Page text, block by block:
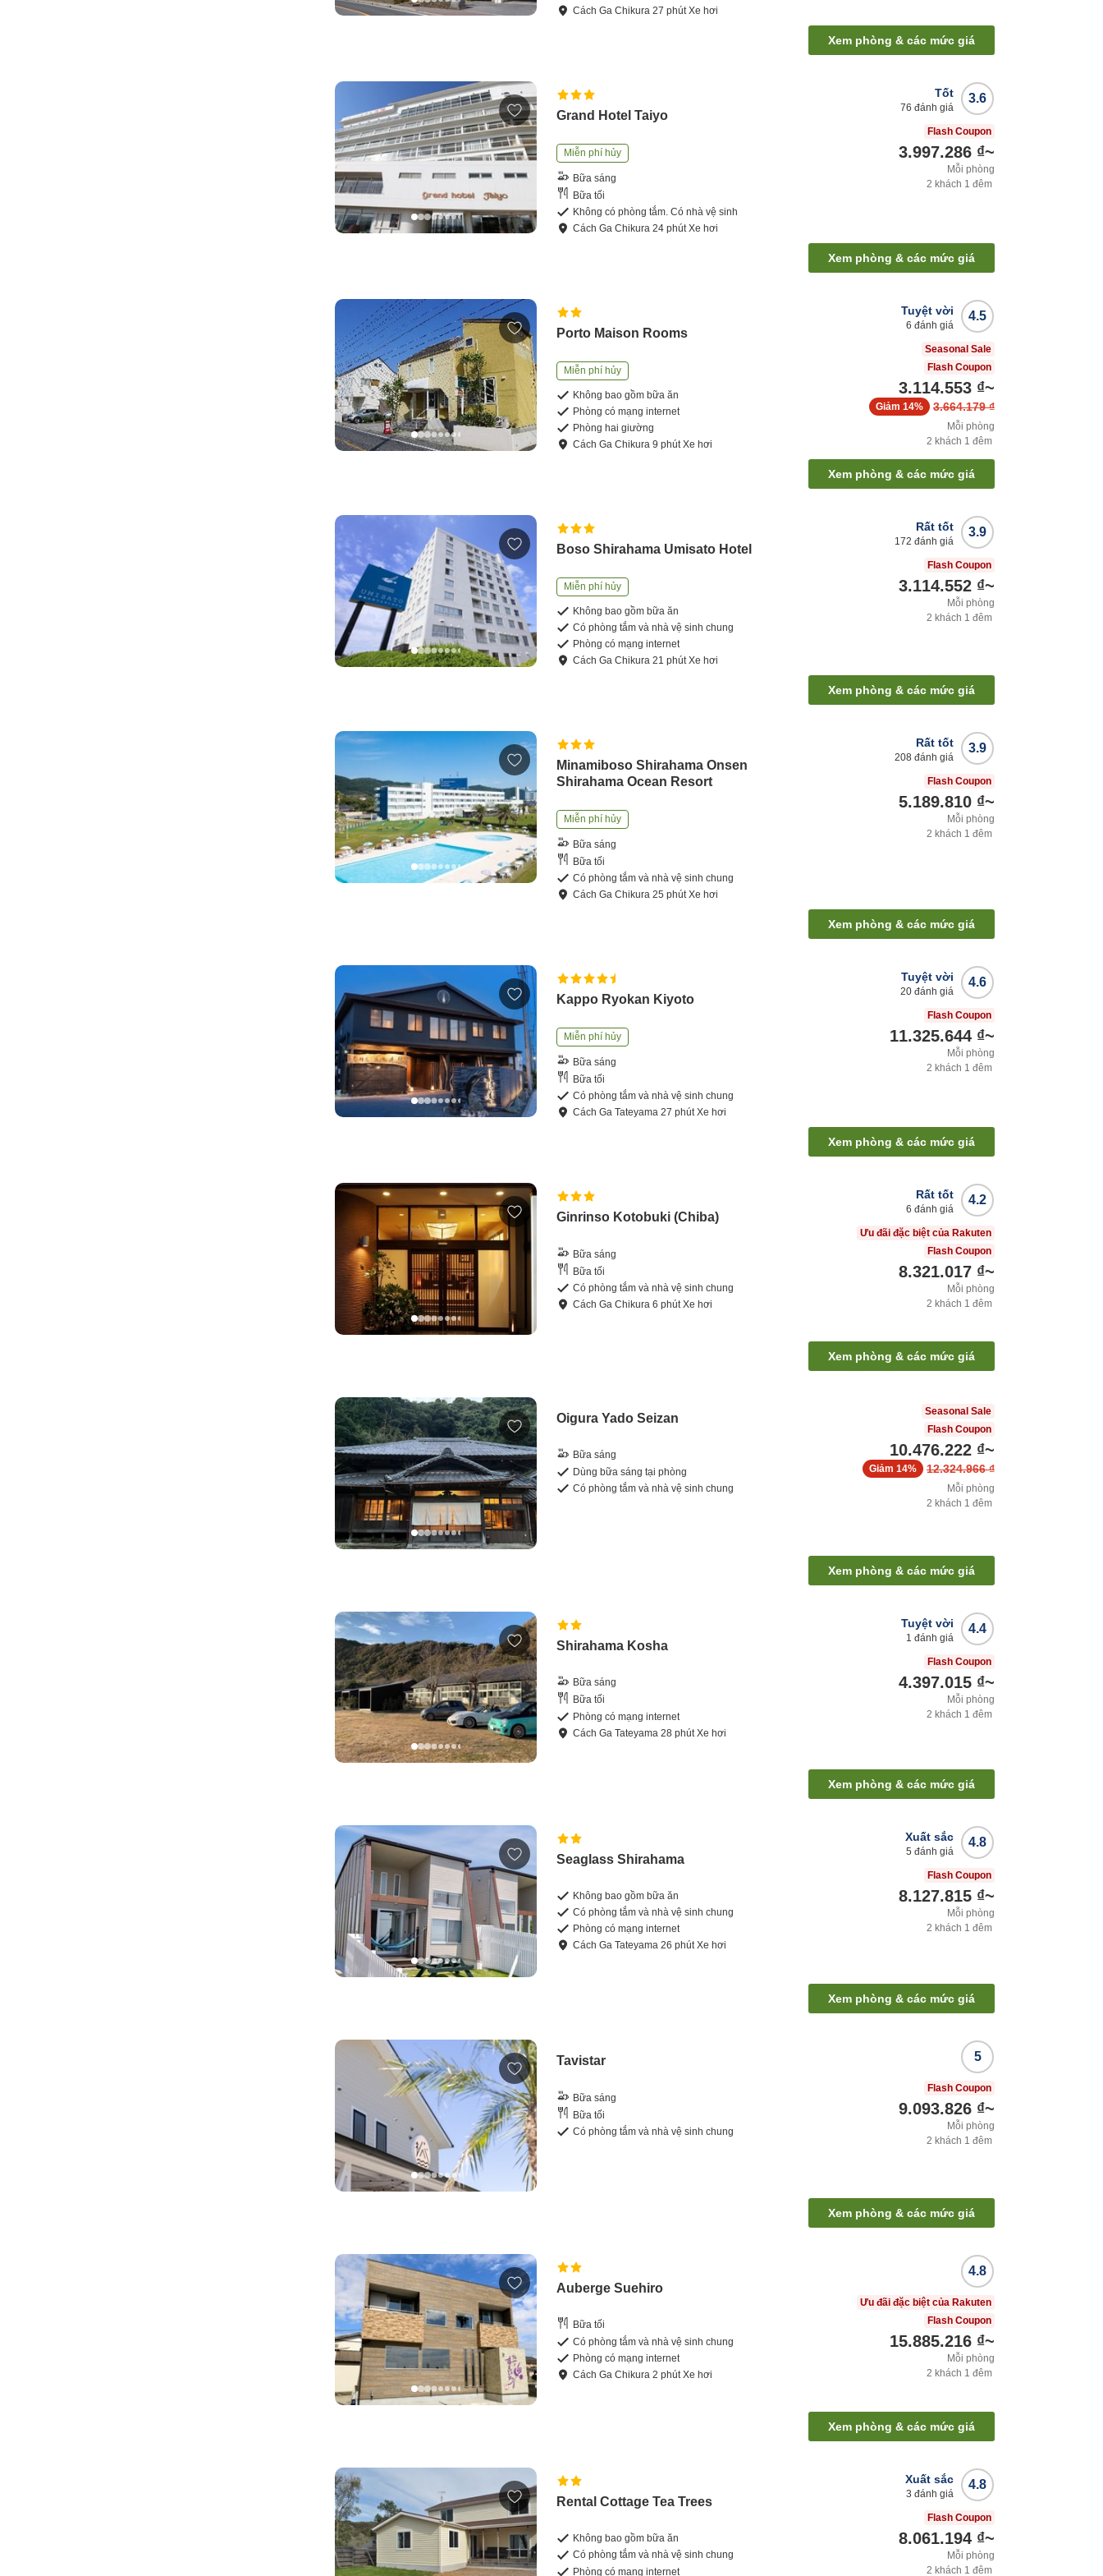
CáchGa Chikura27 phútXe hơi
Xem phòng & các mức giá
Grand Hotel Taiyo
Miễn phí hủy
Bữa sáng
Bữa tối
Không có phòng tắm. Có nhà vệ sinh
CáchGa Chikura24 phútXe hơi
3.6
Tốt
76 đánh giá
Flash Coupon
3.997.286 ₫~
Mỗi phòng
2 khách 1 đêm
Xem phòng & các mức giá
Porto Maison Rooms
Miễn phí hủy
Không bao gồm bữa ăn
Phòng có mạng internet
Phòng hai giường
CáchGa Chikura9 phútXe hơi
4.5
Tuyệt vời
6 đánh giá
Seasonal Sale
Flash Coupon
3.114.553 ₫~
3.664.179 ₫
Giảm 14%
Mỗi phòng
2 khách 1 đêm
Xem phòng & các mức giá
Boso Shirahama Umisato Hotel
Miễn phí hủy
Không bao gồm bữa ăn
Có phòng tắm và nhà vệ sinh chung
Phòng có mạng internet
CáchGa Chikura21 phútXe hơi
3.9
Rất tốt
172 đánh giá
Flash Coupon
3.114.552 ₫~
Mỗi phòng
2 khách 1 đêm
Xem phòng & các mức giá
Minamiboso Shirahama Onsen
Shirahama Ocean Resort
Miễn phí hủy
Bữa sáng
Bữa tối
Có phòng tắm và nhà vệ sinh chung
CáchGa Chikura25 phútXe hơi
3.9
Rất tốt
208 đánh giá
Flash Coupon
5.189.810 ₫~
Mỗi phòng
2 khách 1 đêm
Xem phòng & các mức giá
Kappo Ryokan Kiyoto
Miễn phí hủy
Bữa sáng
Bữa tối
Có phòng tắm và nhà vệ sinh chung
CáchGa Tateyama27 phútXe hơi
4.6
Tuyệt vời
20 đánh giá
Flash Coupon
11.325.644 ₫~
Mỗi phòng
2 khách 1 đêm
Xem phòng & các mức giá
Ginrinso Kotobuki (Chiba)
Bữa sáng
Bữa tối
Có phòng tắm và nhà vệ sinh chung
CáchGa Chikura6 phútXe hơi
4.2
Rất tốt
6 đánh giá
Ưu đãi đặc biệt của Rakuten
Flash Coupon
8.321.017 ₫~
Mỗi phòng
2 khách 1 đêm
Xem phòng & các mức giá
Oigura Yado Seizan
Bữa sáng
Dùng bữa sáng tại phòng
Có phòng tắm và nhà vệ sinh chung
Seasonal Sale
Flash Coupon
10.476.222 ₫~
12.324.966 ₫
Giảm 14%
Mỗi phòng
2 khách 1 đêm
Xem phòng & các mức giá
Shirahama Kosha
Bữa sáng
Bữa tối
Phòng có mạng internet
CáchGa Tateyama28 phútXe hơi
4.4
Tuyệt vời
1 đánh giá
Flash Coupon
4.397.015 ₫~
Mỗi phòng
2 khách 1 đêm
Xem phòng & các mức giá
Seaglass Shirahama
Không bao gồm bữa ăn
Có phòng tắm và nhà vệ sinh chung
Phòng có mạng internet
CáchGa Tateyama26 phútXe hơi
4.8
Xuất sắc
5 đánh giá
Flash Coupon
8.127.815 ₫~
Mỗi phòng
2 khách 1 đêm
Xem phòng & các mức giá
Tavistar
Bữa sáng
Bữa tối
Có phòng tắm và nhà vệ sinh chung
5
Flash Coupon
9.093.826 ₫~
Mỗi phòng
2 khách 1 đêm
Xem phòng & các mức giá
Auberge Suehiro
Bữa tối
Có phòng tắm và nhà vệ sinh chung
Phòng có mạng internet
CáchGa Chikura2 phútXe hơi
4.8
Ưu đãi đặc biệt của Rakuten
Flash Coupon
15.885.216 ₫~
Mỗi phòng
2 khách 1 đêm
Xem phòng & các mức giá
Rental Cottage Tea Trees
Không bao gồm bữa ăn
Có phòng tắm và nhà vệ sinh chung
Phòng có mạng internet
4.8
Xuất sắc
3 đánh giá
Flash Coupon
8.061.194 ₫~
Mỗi phòng
2 khách 1 đêm